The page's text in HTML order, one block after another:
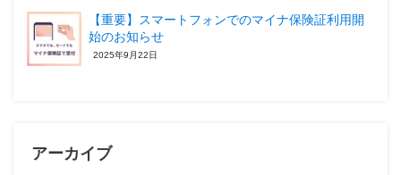
【重要】スマートフォンでのマイナ保険証利用開
始のお知らせ
2025年9月22日
アーカイブ